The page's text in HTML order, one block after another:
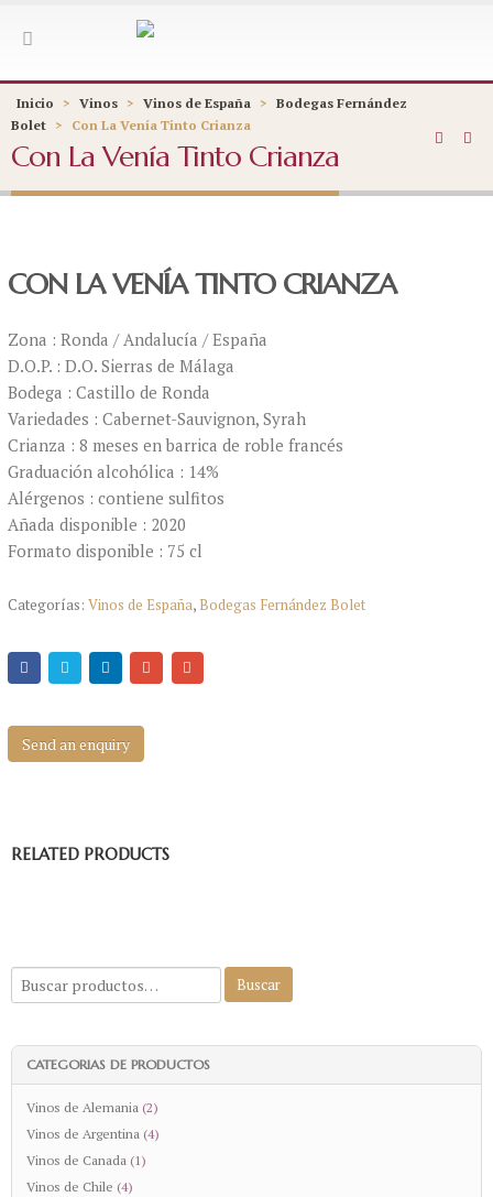
Inicio > Vinos > Vinos de España > Bodegas Fernández
Bolet > Con La Venía Tinto Crianza
Con La Venía Tinto Crianza
CON LA VENÍA TINTO CRIANZA
Zona : Ronda / Andalucía / España
D.O.P. : D.O. Sierras de Málaga
Bodega : Castillo de Ronda
Variedades : Cabernet-Sauvignon, Syrah
Crianza : 8 meses en barrica de roble francés
Graduación alcohólica : 14%
Alérgenos : contiene sulfitos
Añada disponible : 2020
Formato disponible : 75 cl
Categorías: Vinos de España, Bodegas Fernández Bolet
Send an enquiry
RELATED PRODUCTS
CATEGORIAS DE PRODUCTOS
Vinos de Alemania (2)
Vinos de Argentina (4)
Vinos de Canada (1)
Vinos de Chile (4)